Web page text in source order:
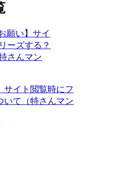
サイト閲覧時にフ
いて（特さんマン